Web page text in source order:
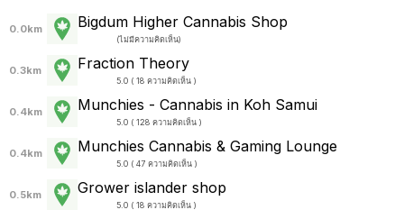
0.0km Bigdum Higher Cannabis Shop
(ไม่มีความคิดเห็น)
0.3km Fraction Theory
5.0 ( 18 ความคิดเห็น )
0.4km Munchies - Cannabis in Koh Samui
5.0 ( 128 ความคิดเห็น )
0.4km Munchies Cannabis & Gaming Lounge
5.0 ( 47 ความคิดเห็น )
0.5km Grower islander shop
5.0 ( 18 ความคิดเห็น )